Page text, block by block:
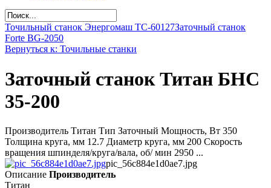
Точильный станок Энергомаш ТС-60127Заточный станок
Forte BG-2050
Вернуться к: Точильные станки
Заточный станок Титан БНС
35-200
Производитель Титан Тип Заточный Мощность, Вт 350
Толщина круга, мм 12.7 Диаметр круга, мм 200 Скорость
вращения шпинделя/круга/вала, об/ мин 2950 ...
pic_56c884e1d0ae7.jpg
Описание Производитель
Титан